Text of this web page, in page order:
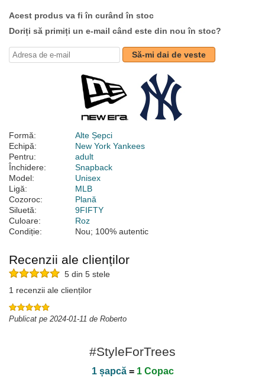
Acest produs va fi în curând în stoc
Doriți să primiți un e-mail când este din nou în stoc?
Să-mi dai de veste
Formă:
Alte Șepci
Echipă:
New York Yankees
Pentru:
adult
Închidere:
Snapback
Model:
Unisex
Ligă:
MLB
Cozoroc:
Plană
Siluetă:
9FIFTY
Culoare:
Roz
Condiție:
Nou; 100% autentic
Recenzii ale clienților
5 din 5 stele
1 recenzii ale clienților
Publicat pe 2024-01-11 de Roberto
#StyleForTrees
1 șapcă= 1 Copac